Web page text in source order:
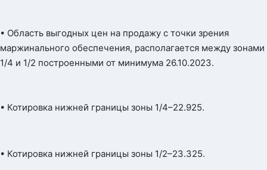
• Область выгодных цен на продажу с точки зрения
маржинального обеспечения, располагается между зонами
1/4 и 1/2 построенными от минимума 26.10.2023.
• Котировка нижней границы зоны 1/4–22.925.
• Котировка нижней границы зоны 1/2–23.325.